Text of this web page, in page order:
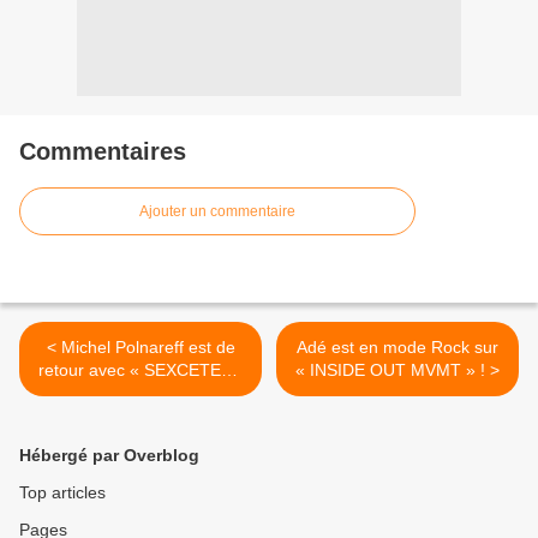
Commentaires
Ajouter un commentaire
< Michel Polnareff est de
retour avec « SEXCETERA
» !
Adé est en mode Rock sur
« INSIDE OUT MVMT » ! >
Hébergé par Overblog
Top articles
Pages